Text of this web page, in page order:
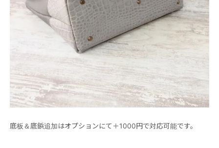
底板＆底鋲追加はオプションにて＋1000円で対応可能です。